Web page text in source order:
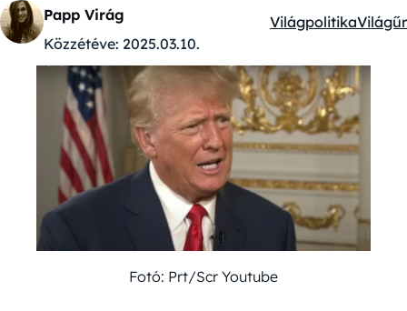
Papp Virág
Közzétéve: 2025.03.10.
Kategóriák:
VilágpolitikaVilágűr
Fotó: Prt/Scr Youtube